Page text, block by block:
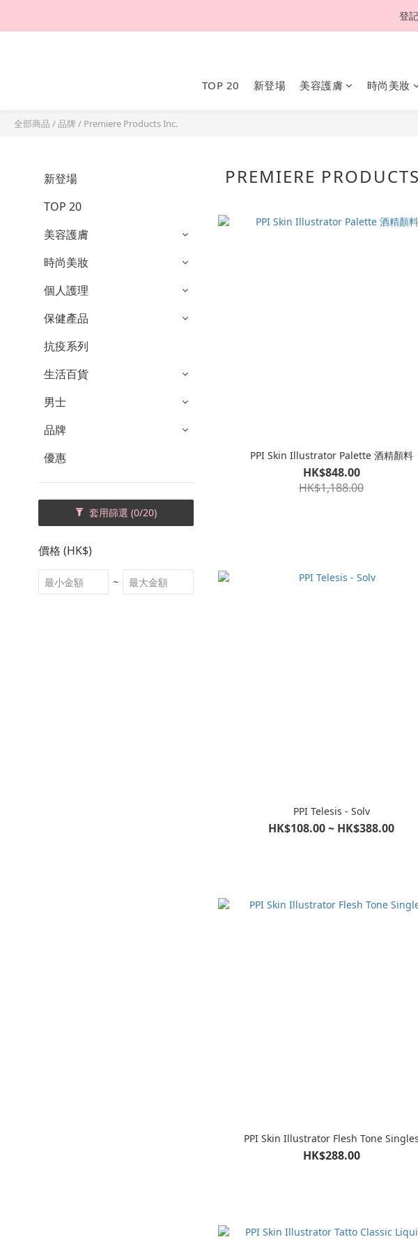
登
TOP 20 新登場 美容護膚 時尚美妝
全部商品 /品牌 / Premiere Products Inc.
新登場
TOP 20
美容護膚
時尚美妝
個人護理
保健產品
抗疫系列
生活百貨
男士
品牌
優惠
套用篩選 (0/20)
價格 (HK$)
~
PREMIERE
PPI Skin Illustrator Palette 酒精顏料
HK$848.00
HK$1,188.00
PPI Telesis - Solv
HK$108.00 ~ HK$388.00
PPI Skin Illustrator Flesh Tone Singles
HK$288.00